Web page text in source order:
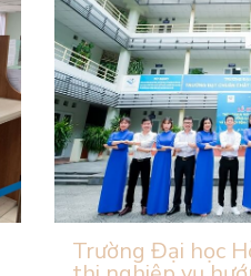
Trường Đại học